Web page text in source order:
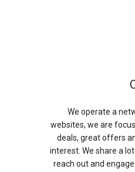
We operate a
websites, we are
deals, great offers
interest. We share a
reach out and